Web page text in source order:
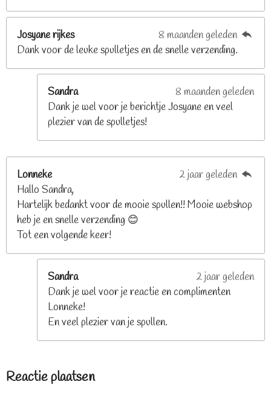
s
Josyane rijkes
8 maanden geleden
Dank voor de leuke spulletjes en de snelle verzending.
Sandra
8 maanden geleden
Dank je wel voor je berichtje Josyane en veel
plezier van de spulletjes!
Lonneke
2 jaar geleden
Hallo Sandra,
Hartelijk bedankt voor de mooie spullen!! Mooie webshop
heb je en snelle verzending 😊
Tot een volgende keer!
Sandra
2 jaar geleden
Dank je wel voor je reactie en complimenten
Lonneke!
En veel plezier van je spullen.
Reactie plaatsen